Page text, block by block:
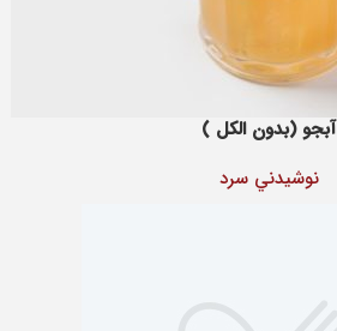
آبجو (بدون الکل )
نوشيدني سرد